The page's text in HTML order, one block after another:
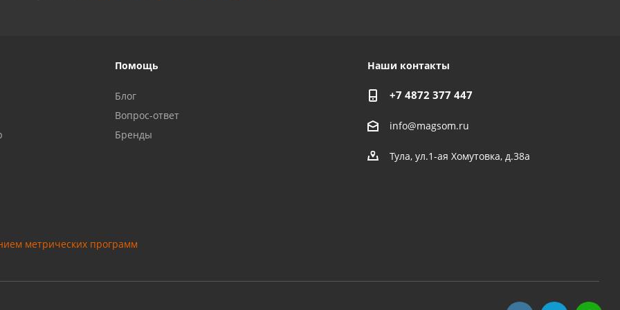
Помощь
Блог
Вопрос-ответ
Бренды
Наши контакты
+7 4872 377 447
info@magsom.ru
Тула, ул.1-ая Хомутовка, д.38а
метрических программ